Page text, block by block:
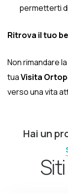
permetterti
Ritrova il tuo
Non rimandare
tuaVisita
verso una vita
Hai un